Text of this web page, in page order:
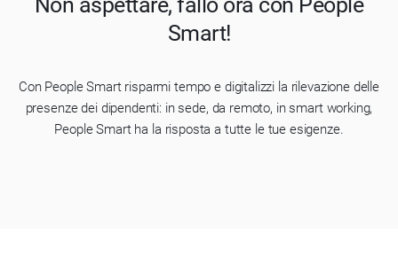
Smart!
Con People Smart risparmi tempo e digitalizzi la rilevazione delle
presenze dei dipendenti: in sede, da remoto, in smart working,
People Smart ha la risposta a tutte le tue esigenze.